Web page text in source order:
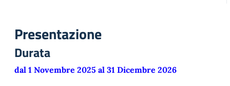
Presentazione
Durata
dal 1 Novembre 2025 al 31 Dicembre 2026